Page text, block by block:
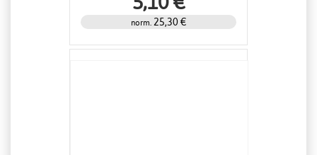
norm. 25,30 €